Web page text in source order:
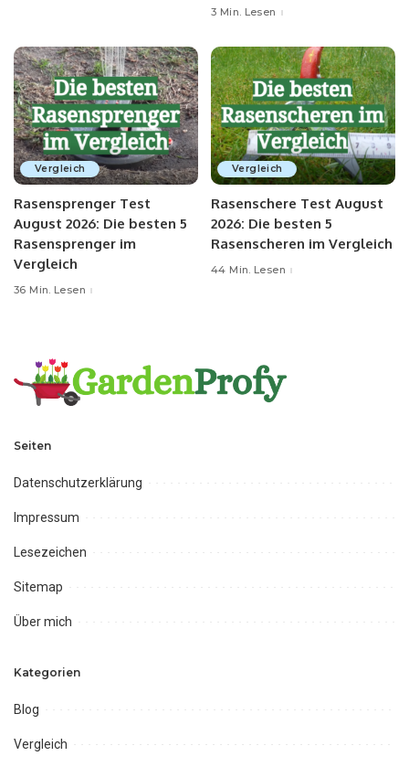
3 Min. Lesen
Vergleich
Rasensprenger Test
August 2026: Die besten 5
Rasensprenger im
Vergleich
36 Min. Lesen
Vergleich
Rasenschere Test August
2026: Die besten 5
Rasenscheren im Vergleich
44 Min. Lesen
Seiten
Datenschutzerklärung
Impressum
Lesezeichen
Sitemap
Über mich
Kategorien
Blog
Vergleich